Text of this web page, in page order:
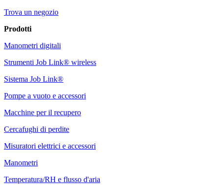
Trova un negozio
Prodotti
Manometri digitali
Strumenti Job Link® wireless
Sistema Job Link®
Pompe a vuoto e accessori
Macchine per il recupero
Cercafughi di perdite
Misuratori elettrici e accessori
Manometri
Temperatura/RH e flusso d'aria